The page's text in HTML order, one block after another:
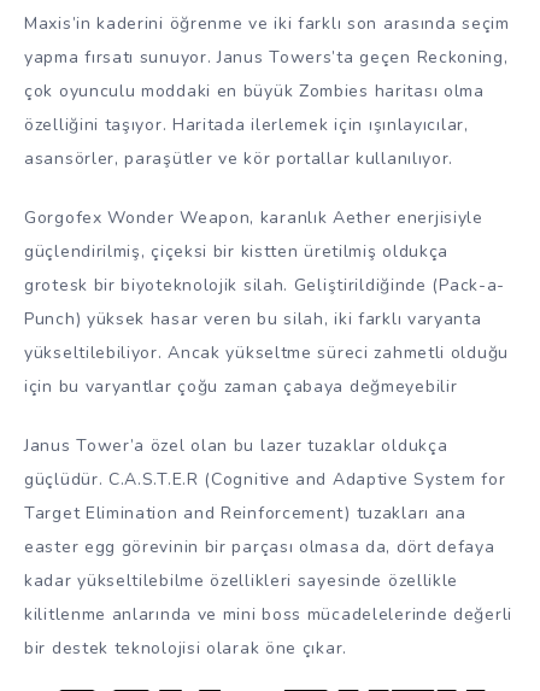
Maxis’in kaderini öğrenme ve iki farklı son arasında seçim
yapma fırsatı sunuyor. Janus Towers’ta geçen Reckoning,
çok oyunculu moddaki en büyük Zombies haritası olma
özelliğini taşıyor. Haritada ilerlemek için ışınlayıcılar,
asansörler, paraşütler ve kör portallar kullanılıyor.
Gorgofex Wonder Weapon, karanlık Aether enerjisiyle
güçlendirilmiş, çiçeksi bir kistten üretilmiş oldukça
grotesk bir biyoteknolojik silah. Geliştirildiğinde (Pack-a-
Punch) yüksek hasar veren bu silah, iki farklı varyanta
yükseltilebiliyor. Ancak yükseltme süreci zahmetli olduğu
için bu varyantlar çoğu zaman çabaya değmeyebilir
Janus Tower’a özel olan bu lazer tuzaklar oldukça
güçlüdür. C.A.S.T.E.R (Cognitive and Adaptive System for
Target Elimination and Reinforcement) tuzakları ana
easter egg görevinin bir parçası olmasa da, dört defaya
kadar yükseltilebilme özellikleri sayesinde özellikle
kilitlenme anlarında ve mini boss mücadelelerinde değerli
bir destek teknolojisi olarak öne çıkar.